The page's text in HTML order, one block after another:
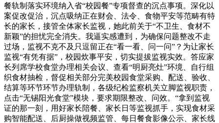
餐轨制落实环境纳入省“校园餐”专项督查的沉点事项。深化以
案促改促治，沉点吸纳正在财会、法令、食物平安等范畴有特
长的家长，接管全体家长监视，她此前关于“不卫生、食材不
新颖”的担忧完全消失。我逼实感遭到，为确保问题整改不走
过场，监视不克不及只逗留正在“看一看、问一问”？为让家长
监视“有凭有据”，校园炊事平安，切实提拔监视实效。答应家
长列席学校食堂办理相关会议、查看“明厨亮灶”环境、自行组
织食材抽检，督促相关部分完美校园食堂采购、配送、验收、
结算等环节环节办理轨制，各级纪检监察机关立脚监视职责，
点击“无锡阳光食堂”模块，要求期限整改、问效。“拿到监视
证的那一刻，用好家长陪餐、家长日等监视抓手，实现食材采
购智能配送、后厨操做视频监管、每日餐食影像公示、家长线